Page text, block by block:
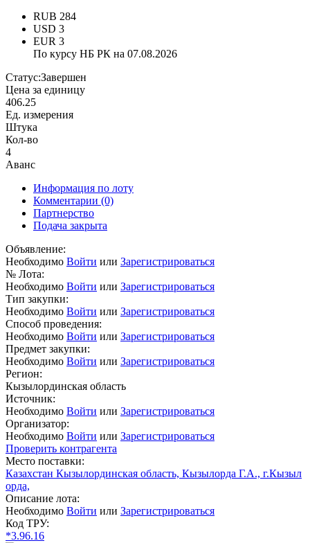
RUB 284
USD 3
EUR 3
По курсу НБ РК на 07.08.2026
Статус:Завершен
Цена за единицу
406.25
Ед. измерения
Штука
Кол-во
4
Аванс
Информация по лоту
Комментарии (0)
Партнерство
Подача закрыта
Объявление:
Необходимо Войти или Зарегистрироваться
№ Лота:
Необходимо Войти или Зарегистрироваться
Тип закупки:
Необходимо Войти или Зарегистрироваться
Способ проведения:
Необходимо Войти или Зарегистрироваться
Предмет закупки:
Необходимо Войти или Зарегистрироваться
Регион:
Кызылординская область
Источник:
Необходимо Войти или Зарегистрироваться
Организатор:
Необходимо Войти или Зарегистрироваться
Проверить контрагента
Место поставки:
Казахстан Кызылординская область, Кызылорда Г.А., г.Кызыл
орда,
Описание лота:
Необходимо Войти или Зарегистрироваться
Код ТРУ:
*3.96.16